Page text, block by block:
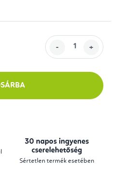
30 napos ingyenes
cserelehetőség
Sértetlen termék esetében